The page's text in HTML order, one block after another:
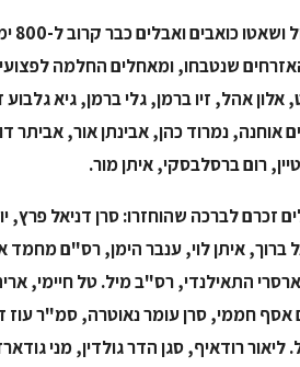
אלון אהל, זיו ברמן, גלי ברמן, גיא
אוחנה, נמרוד כהן, אבינתן אור, אביתר
רום ברסלבסקי, איתן מור.
זכרם לברכה שהוחזרו: סרן דניאל פרץ,
ברוך, איתן לוי, ענבר הימן, רס"ם
התאילנדי, רס"ב מיל. טל חיימי,
חממי, סרן עומר נאוטרה, סמ"ר עוז
רודאיף, סגן הדר גולדין,מני